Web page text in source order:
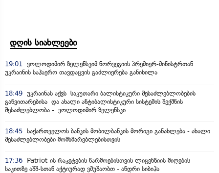
დღის სიახლეები
19:01
ვოლოდიმირ ზელენსკიმ ნორვეგიის პრემიერ-მინისტრთან
უკრაინის საჰაერო თავდაცვის გაძლიერება განიხილა
18:49 უკრაინას აქვს საკუთარი ბალისტიკური შესაძლებლობების
განვითარებისა და ახალი ანტიბალისტიკური სისტემის შექმნის
შესაძლებლობა - ვოლოდიმირ ზელენსკი
18:45 საქართველოს ბანკის მობილბანკის მორიგი განახლება - ახალი
შესაძლებლობები მომხმარებლებისთვის
17:36
Patriot-ის რაკეტების წარმოებისთვის ლიცენზიის მიღების
საკითზე აშშ-სთან აქტიურად ვმუშაობთ - ანდრი სიბიჰა